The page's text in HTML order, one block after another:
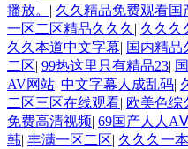
播放。 | 久久精品免费观看国
一区二区精品久久久 | 久久久
久久本道中文字幕| 国内精品
二区| 99热这里只有精品23|
AV网站| 中文字幕人成乱码|
二区三区在线观看| 欧美色综
免费高清视频| 69国产人人
韩| 丰满一区二区| 久久久一